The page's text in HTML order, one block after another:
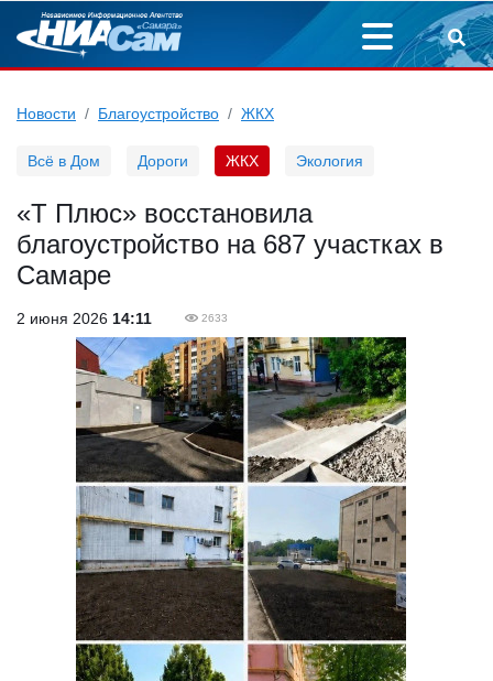
Новости Благоустройство ЖКХ
Всё в Дом Дороги ЖКХ Экология
«Т Плюс» восстановила
благоустройство на 687 участках в
Самаре
2 июня 2026 14:11 2633